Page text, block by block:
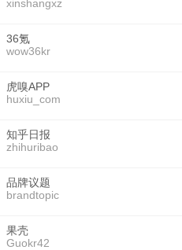
xinshangxz
36氪
wow36kr
虎嗅APP
huxiu_com
知乎日报
zhihuribao
品牌议题
brandtopic
果壳
Guokr42